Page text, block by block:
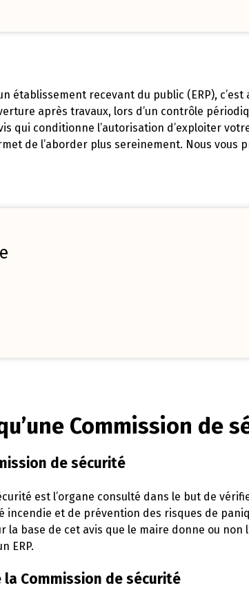
établissement recevant du public (ERP),
après travaux, lors d’un contrôle
qui conditionne l’autorisation d’exploiter
de l’aborder plus sereinement. Nous vous
Commission de
de sécurité
est l’organe consulté dans le but de
incendie et de prévention des risques de
la base de cet avis que le maire donne ou
ERP.
Commission de sécurité